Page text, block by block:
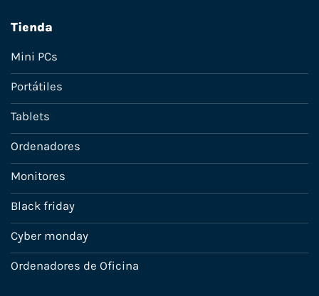
Tienda
Mini PCs
Portátiles
Tablets
Ordenadores
Monitores
Black friday
Cyber monday
Ordenadores de Oficina